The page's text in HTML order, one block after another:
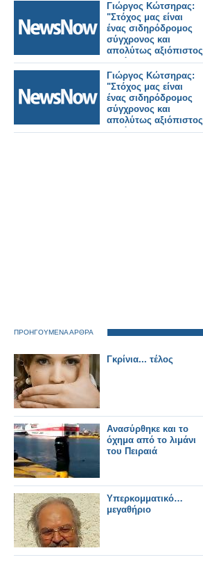
Γιώργος Κώτσηρας:
"Στόχος μας είναι
ένας σιδηρόδρομος
σύγχρονος και
απολύτως αξιόπιστος
για όλους τους
πολίτες".
Γιώργος Κώτσηρας:
"Στόχος μας είναι
ένας σιδηρόδρομος
σύγχρονος και
απολύτως αξιόπιστος
για όλους τους
ΠΡΟΗΓΟΥΜΕΝΑ ΑΡΘΡΑ
Γκρίνια... τέλος
Ανασύρθηκε και το
όχημα από το λιμάνι
του Πειραιά
Υπερκομματικό…
μεγαθήριο